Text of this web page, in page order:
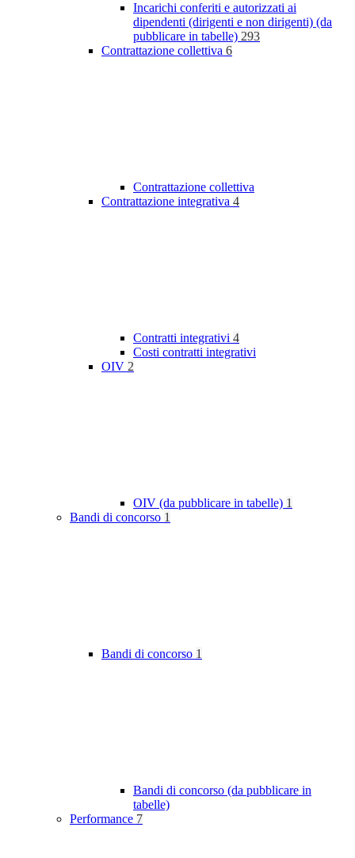
Incarichi conferiti e autorizzati ai
dipendenti (dirigenti e non dirigenti) (da
pubblicare in tabelle) 293
Contrattazione collettiva 6
Contrattazione collettiva
Contrattazione integrativa 4
Contratti integrativi 4
Costi contratti integrativi
OIV 2
OIV (da pubblicare in tabelle) 1
Bandi di concorso 1
Bandi di concorso 1
Bandi di concorso (da pubblicare in
tabelle)
Performance 7